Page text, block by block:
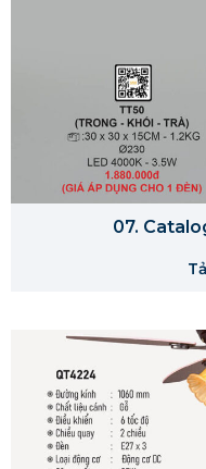
07.